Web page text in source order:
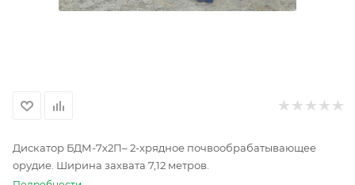
Дискатор БДМ-7х2П– 2-хрядное почвообрабатывающее
орудие. Ширина захвата 7,12 метров.